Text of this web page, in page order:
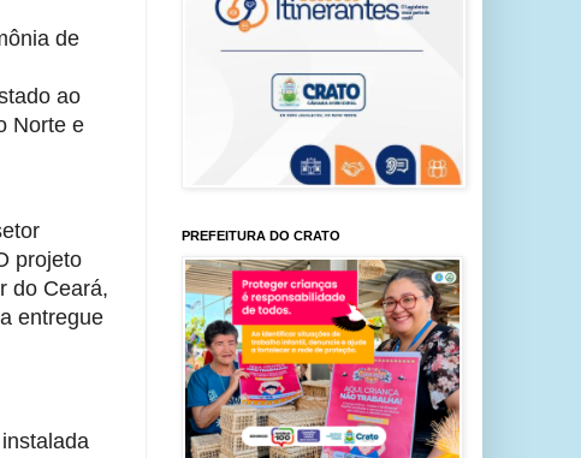
de
ao
Norte e
projeto
do Ceará,
entregue
PREFEITURA DO CRATO